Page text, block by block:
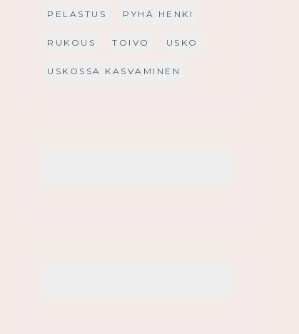
PELASTUS PYHÄ HENKI
RUKOUS TOIVO USKO
USKOSSA KASVAMINEN